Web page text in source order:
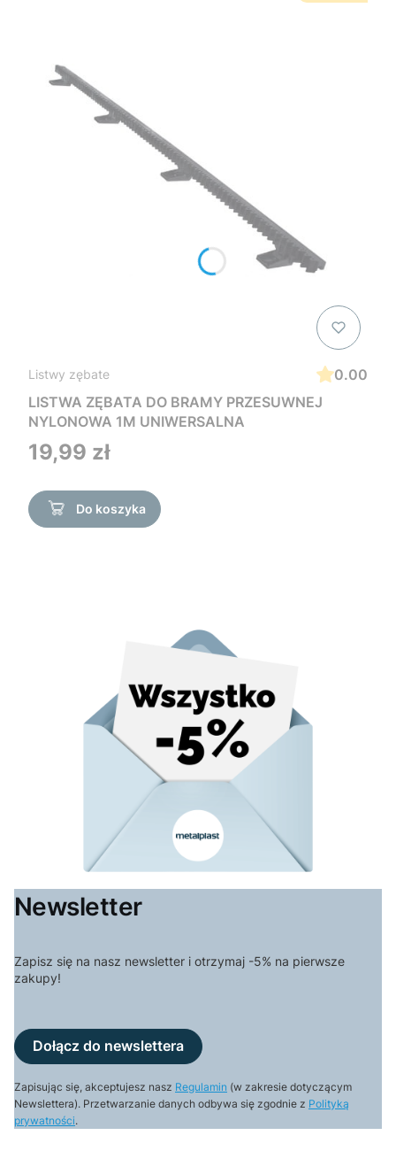
Listwy zębate
0.00
LISTWA ZĘBATA DO BRAMY PRZESUWNEJ
NYLONOWA 1M UNIWERSALNA
Cena
19,99 zł
Do koszyka
Newsletter
Zapisz się na nasz newsletter i otrzymaj -5% na pierwsze
zakupy!
Dołącz do newslettera
Zapisując się, akceptujesz nasz Regulamin (w zakresie dotyczącym
Newslettera). Przetwarzanie danych odbywa się zgodnie z Polityką
prywatności.